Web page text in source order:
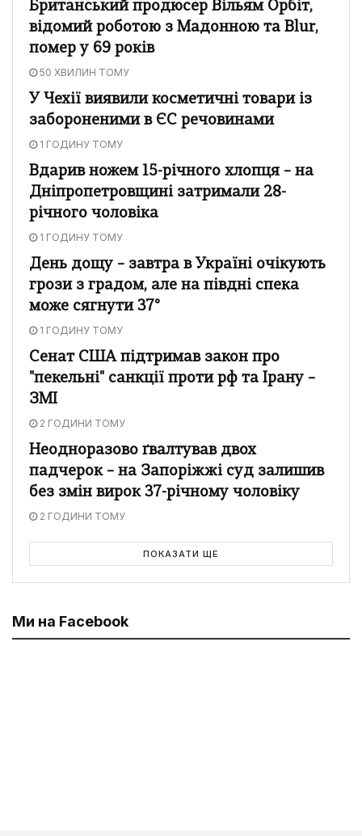
Британський продюсер Вільям Орбіт,
відомий роботою з Мадонною та Blur,
помер у 69 років
50 ХВИЛИН ТОМУ
У Чехії виявили косметичні товари із
забороненими в ЄС речовинами
1 ГОДИНУ ТОМУ
Вдарив ножем 15-річного хлопця – на
Дніпропетровщині затримали 28-
річного чоловіка
1 ГОДИНУ ТОМУ
День дощу – завтра в Україні очікують
грози з градом, але на півдні спека
може сягнути 37°
1 ГОДИНУ ТОМУ
Сенат США підтримав закон про
"пекельні" санкції проти рф та Ірану –
ЗМІ
2 ГОДИНИ ТОМУ
Неодноразово ґвалтував двох
падчерок – на Запоріжжі суд залишив
без змін вирок 37-річному чоловіку
2 ГОДИНИ ТОМУ
ПОКАЗАТИ ЩЕ
Ми на Facebook